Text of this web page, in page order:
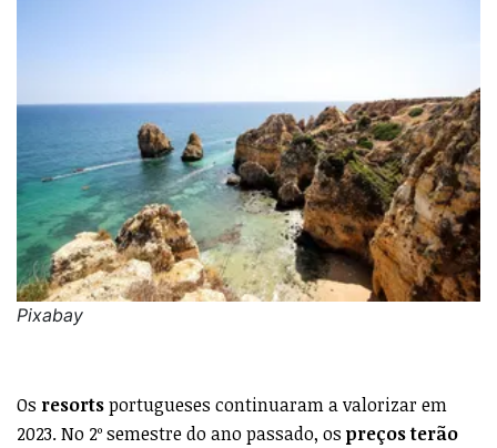
Pixabay
Os resortsportugueses continuaram a valorizar em
2023. No 2º semestre do ano passado, os preços terão